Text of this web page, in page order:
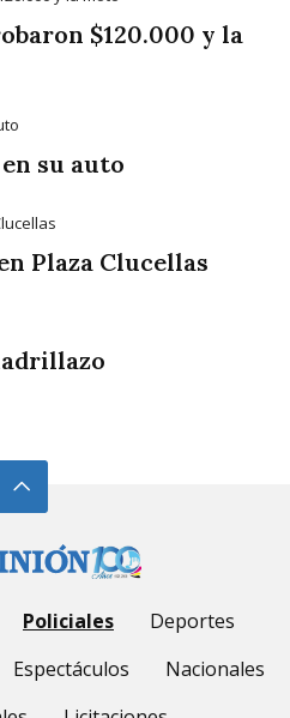
$120.000 y la
su auto
Plaza Clucellas
Policiales
Deportes
Espectáculos
Nacionales